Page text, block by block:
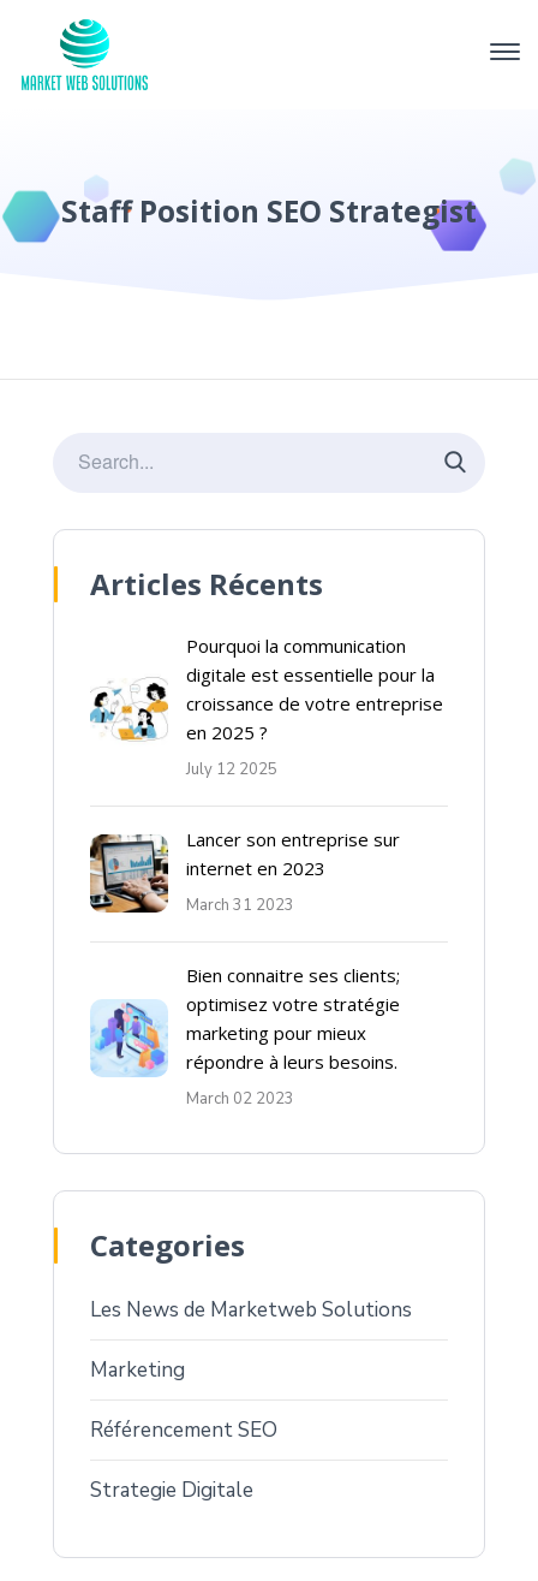
Staff Position SEO Strategist
Articles Récents
Pourquoi la communication
digitale est essentielle pour la
croissance de votre entreprise
en 2025 ?
July 12 2025
Lancer son entreprise sur
internet en 2023
March 31 2023
Bien connaitre ses clients;
optimisez votre stratégie
marketing pour mieux
répondre à leurs besoins.
March 02 2023
Categories
Les News de Marketweb Solutions
Marketing
Référencement SEO
Strategie Digitale